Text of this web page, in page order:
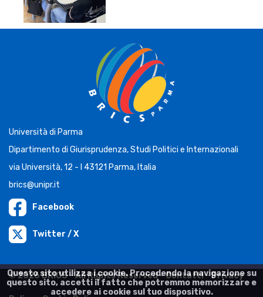
Università di Parma
Dipartimento di Giurisprudenza, Studi Politici e Internazionali
via Università, 12 - I 43121 Parma, Italia
brics@unipr.it
Facebook
Twitter / X
© 2026 BRICS - All Rights Reserved -Contatti-Privacy
Questo sito utilizza i cookie. Procedendo la navigazione su
questo sito, accetti il fatto che potremmo memorizzare e
accedere ai cookie sul tuo dispositivo.